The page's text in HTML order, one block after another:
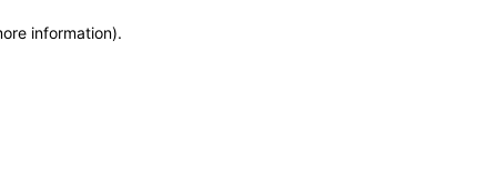
information).